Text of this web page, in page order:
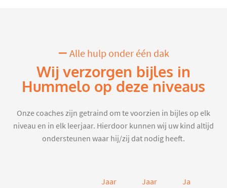
Alle hulp onder één dak
Wij verzorgen bijles in
Hummelo op deze niveaus
Onze coaches zijn getraind om te voorzien in bijles op elk
niveau en in elk leerjaar. Hierdoor kunnen wij uw kind altijd
ondersteunen waar hij/zij dat nodig heeft.
Jaar
Jaar
Jaar